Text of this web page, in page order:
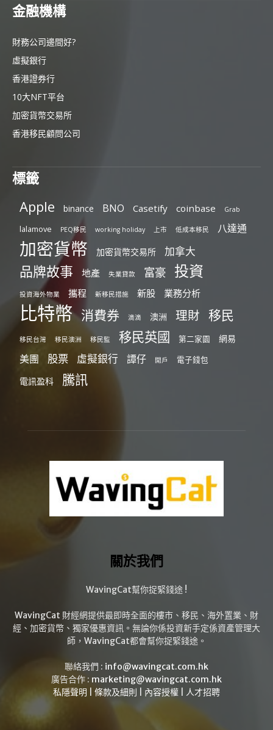
金融機構
財務公司邊間好?
虛擬銀行
香港證券行
10大NFT平台
加密貨幣交易所
香港移民顧問公司
標籤
Apple binance BNO Casetify coinbase Grab
lalamove PEQ移民 working holiday 上市 低成本移民 八達通
加密貨幣 加密貨幣交易所 加拿大
品牌故事 地產 失業貸款 富豪 投資
投資海外物業 攜程 新移民措施 新股 業務分析
比特幣 消費券 滴滴 澳洲 理財 移民
移民台灣 移民澳洲 移民監 移民英國 第二家園 網易
美團 股票 虛擬銀行 譚仔 開戶 電子錢包
電訊盈科 騰訊
關於我們
WavingCat幫你捉緊錢途 !
WavingCat 財經網提供最即時全面的樓市、移民、海外置業、財
經、加密貨幣、獨家優惠資訊。無論你係投資新手定係資產管理大
師，WavingCat都會幫你捉緊錢途。
聯絡我們 : info@wavingcat.com.hk
廣告合作 : marketing@wavingcat.com.hk
私隱聲明
條款及細則 內容授權 人才招聘